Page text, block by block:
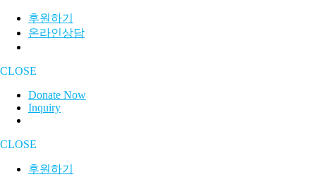
후원하기
온라인상담
CLOSE
Donate Now
Inquiry
CLOSE
후원하기